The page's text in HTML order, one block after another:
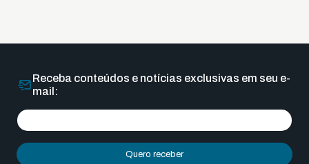
Receba conteúdos e notícias exclusivas em seu e-
mail:
Quero receber